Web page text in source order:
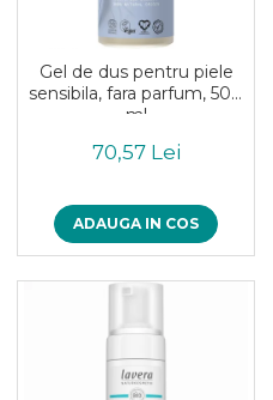
Gel de dus pentru piele
sensibila, fara parfum, 500
ml
70,57 Lei
ADAUGA IN COS